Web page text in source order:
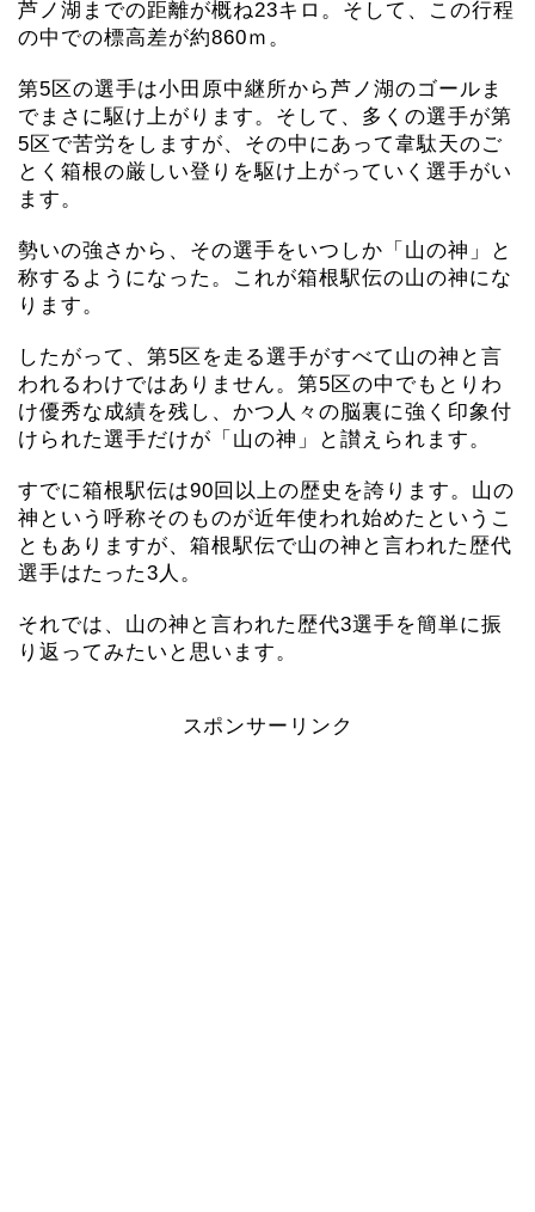
芦ノ湖までの距離が概ね23キロ。そして、この行程
の中での標高差が約860ｍ。
第5区の選手は小田原中継所から芦ノ湖のゴールま
でまさに駆け上がります。そして、多くの選手が第
5区で苦労をしますが、その中にあって韋駄天のご
とく箱根の厳しい登りを駆け上がっていく選手がい
ます。
勢いの強さから、その選手をいつしか「山の神」と
称するようになった。これが箱根駅伝の山の神にな
ります。
したがって、第5区を走る選手がすべて山の神と言
われるわけではありません。第5区の中でもとりわ
け優秀な成績を残し、かつ人々の脳裏に強く印象付
けられた選手だけが「山の神」と讃えられます。
すでに箱根駅伝は90回以上の歴史を誇ります。山の
神という呼称そのものが近年使われ始めたというこ
ともありますが、箱根駅伝で山の神と言われた歴代
選手はたった3人。
それでは、山の神と言われた歴代3選手を簡単に振
り返ってみたいと思います。
スポンサーリンク